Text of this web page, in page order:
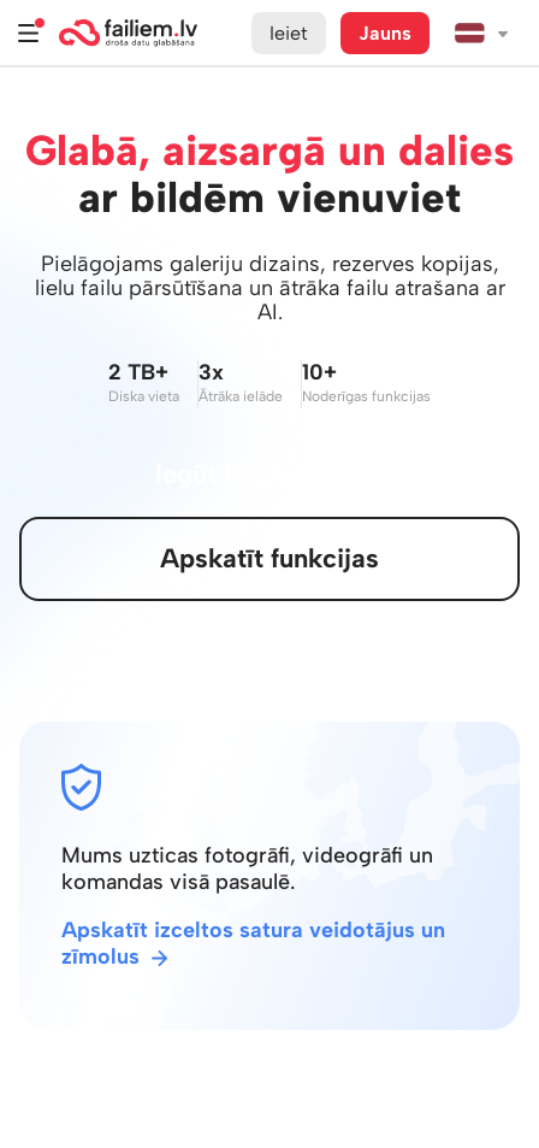
Ieiet Jauns
Glabā, aizsargā un dalies
ar bildēm vienuviet
Pielāgojams galeriju dizains, rezerves kopijas,
lielu failu pārsūtīšana un ātrāka failu atrašana ar
AI.
2 TB+
Diska vieta
3x
Ātrāka ielāde
10+
Noderīgas funkcijas
Apskatīt funkcijas
Mums uzticas fotogrāfi, videogrāfi un
komandas visā pasaulē.
Apskatīt izceltos satura veidotājus un
zīmolus